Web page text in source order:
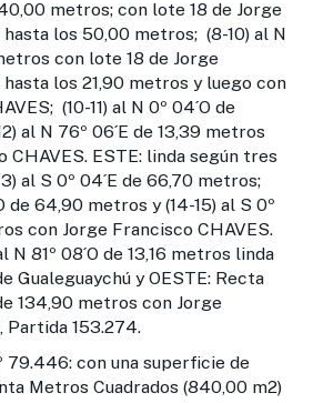
metros; con lote 18 de Jorge
los 50,00 metros; (8-10) al N
con lote 18 de Jorge
los 21,90 metros y luego con
(10-11) al N 0º 04´O de
al N 76º 06´E de 13,39 metros
CHAVES. ESTE: linda según tres
al S 0º 04´E de 66,70 metros;
de 64,90 metros y (14-15) al S 0º
con Jorge Francisco CHAVES.
N 81º 08´O de 13,16 metros linda
Gualeguaychú y OESTE: Recta
134,90 metros con Jorge
Partida 153.274.
79.446: con una superficie de
Metros Cuadrados (840,00 m2)